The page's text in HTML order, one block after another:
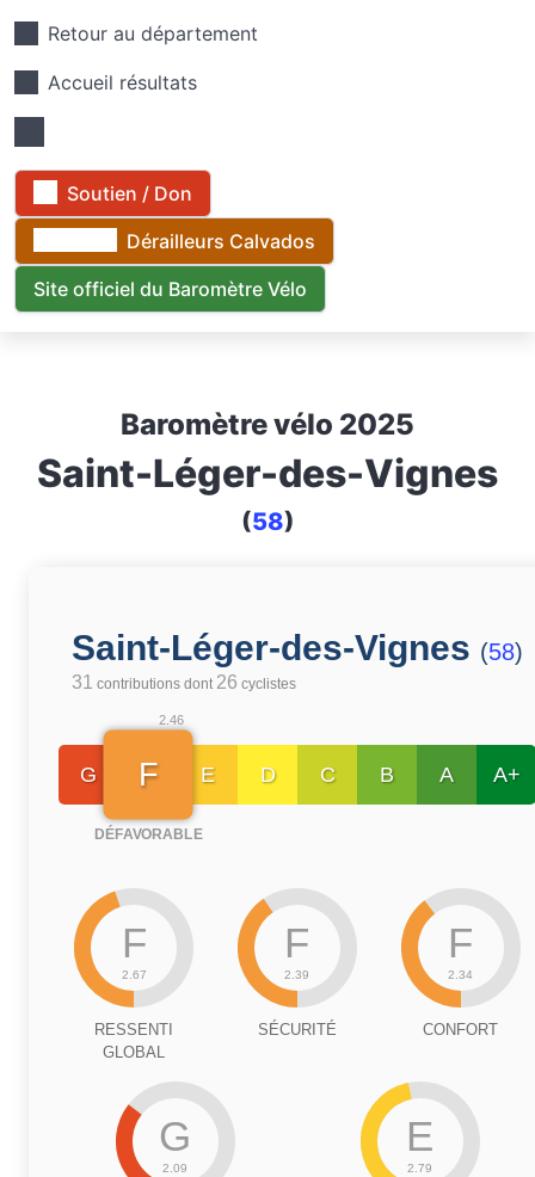
Retour au département
Accueil résultats
Soutien / Don
Dérailleurs Calvados
Site officiel du Baromètre Vélo
Baromètre vélo 2025
Saint-Léger-des-Vignes
(58)
Saint-Léger-des-Vignes (58)
31 contributions dont 26 cyclistes
G
2.46
F
DÉFAVORABLE
E D C B A A+
F
2.67
RESSENTI
GLOBAL
F
2.39
SÉCURITÉ
F
2.34
CONFORT
G
2.09
E
2.79